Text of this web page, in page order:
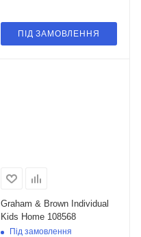
ПІД ЗАМОВЛЕННЯ
Graham & Brown Individual
Kids Home 108568
Під замовлення